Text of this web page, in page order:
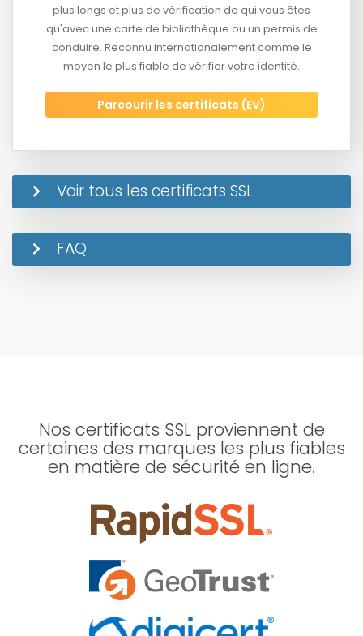
plus longs et plus de vérification de qui vous êtes
qu'avec une carte de bibliothèque ou un permis de
conduire. Reconnu internationalement comme le
moyen le plus fiable de vérifier votre identité.
Parcourir les certificats (EV)
Voir tous les certificats SSL
FAQ
Nos certificats SSL proviennent de
certaines des marques les plus fiables
en matière de sécurité en ligne.